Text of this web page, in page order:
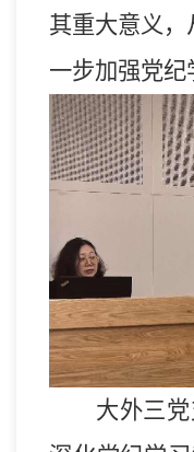
其重大意义
一步加强党纪
大外三